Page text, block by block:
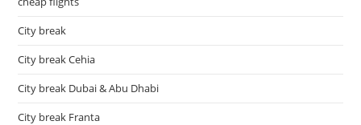
City break
City break Cehia
City break Dubai & Abu Dhabi
City break Franta